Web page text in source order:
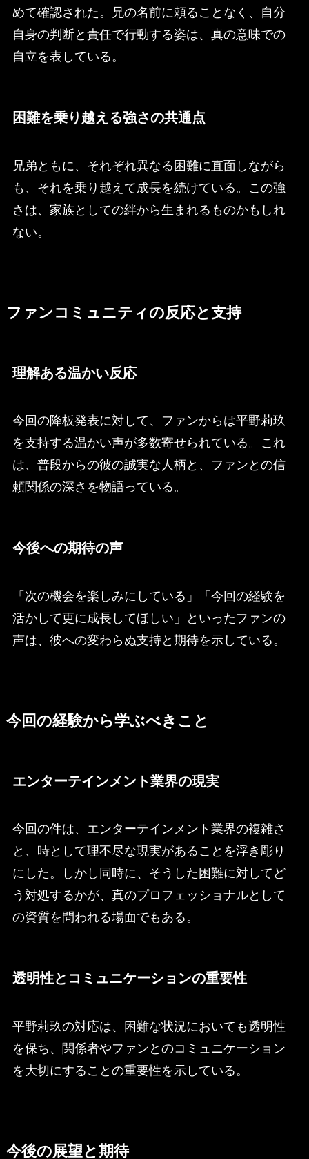
めて確認された。兄の名前に頼ることなく、自分
自身の判断と責任で行動する姿は、真の意味での
自立を表している。
困難を乗り越える強さの共通点
兄弟ともに、それぞれ異なる困難に直面しながら
も、それを乗り越えて成長を続けている。この強
さは、家族としての絆から生まれるものかもしれ
ない。
ファンコミュニティの反応と支持
理解ある温かい反応
今回の降板発表に対して、ファンからは平野莉玖
を支持する温かい声が多数寄せられている。これ
は、普段からの彼の誠実な人柄と、ファンとの信
頼関係の深さを物語っている。
今後への期待の声
「次の機会を楽しみにしている」「今回の経験を
活かして更に成長してほしい」といったファンの
声は、彼への変わらぬ支持と期待を示している。
今回の経験から学ぶべきこと
エンターテインメント業界の現実
今回の件は、エンターテインメント業界の複雑さ
と、時として理不尽な現実があることを浮き彫り
にした。しかし同時に、そうした困難に対してど
う対処するかが、真のプロフェッショナルとして
の資質を問われる場面でもある。
透明性とコミュニケーションの重要性
平野莉玖の対応は、困難な状況においても透明性
を保ち、関係者やファンとのコミュニケーション
を大切にすることの重要性を示している。
今後の展望と期待